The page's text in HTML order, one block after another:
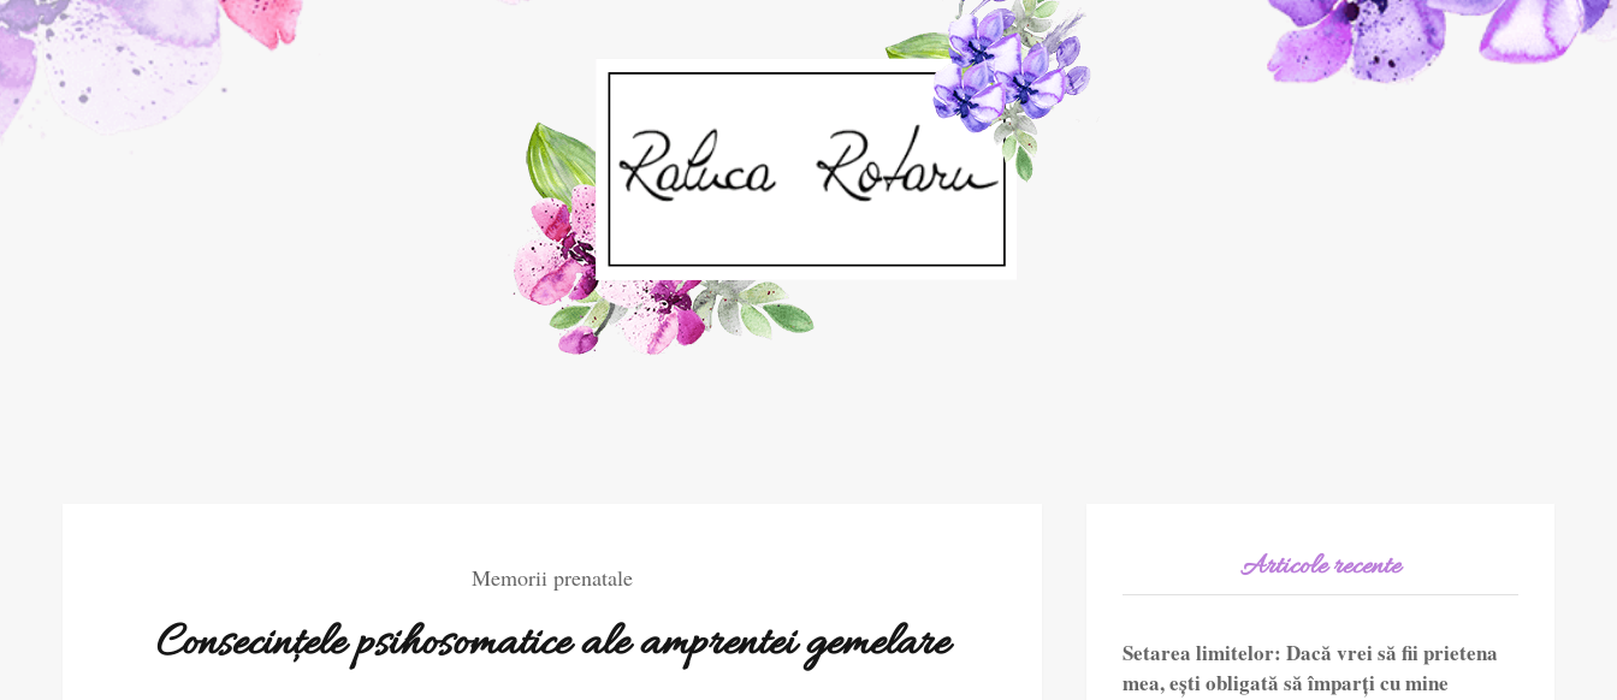
Memorii prenatale
Consecințele psihosomatice ale amprentei gemelare
Articole recente
Setarea limitelor: Dacă vrei să fii prietena
mea, ești obligată să împarți cu mine